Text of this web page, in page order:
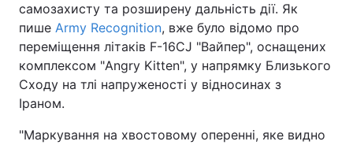
Спорт Наука
Техно і зв'язок
Зброя Інциденти
Здоров'я
самозахисту та розширену дальність дії. Як
пише Army Recognition, вже було відомо про
переміщення літаків F-16CJ "Вайпер", оснащених
комплексом "Angry Kitten", у напрямку Близького
Сходу на тлі напруженості у відносинах з
Іраном.
"Маркування на хвостовому оперенні, яке видно